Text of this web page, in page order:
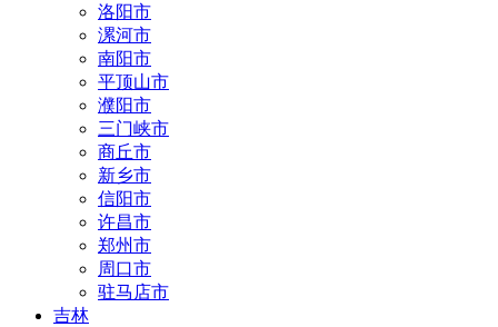
洛阳市
漯河市
南阳市
平顶山市
濮阳市
三门峡市
商丘市
新乡市
信阳市
许昌市
郑州市
周口市
驻马店市
吉林